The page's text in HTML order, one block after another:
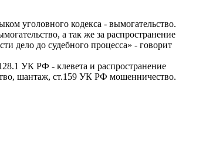
уголовного кодекса - вымогательство.
а так же за распространение
дело до судебного процесса» - говорит
УК РФ - клевета и распространение
шантаж, ст.159 УК РФ мошенничество.